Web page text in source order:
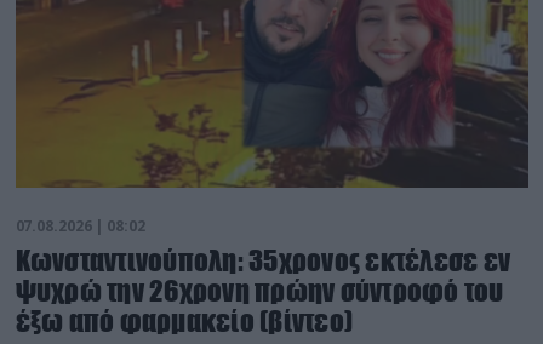
07.08.2026 | 08:02
Κωνσταντινούπολη: 35χρονος εκτέλεσε εν
ψυχρώ την 26χρονη πρώην σύντροφό του
έξω από φαρμακείο (βίντεο)